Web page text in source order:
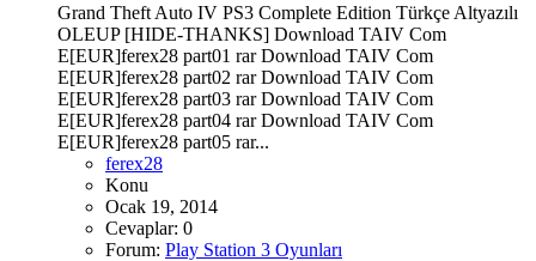
Grand Theft Auto IV PS3 Complete Edition Türkçe Altyazılı
OLEUP [HIDE-THANKS] Download TAIV Com
E[EUR]ferex28 part01 rar Download TAIV Com
E[EUR]ferex28 part02 rar Download TAIV Com
E[EUR]ferex28 part03 rar Download TAIV Com
E[EUR]ferex28 part04 rar Download TAIV Com
E[EUR]ferex28 part05 rar...
ferex28
Konu
Ocak 19, 2014
Cevaplar: 0
Forum: Play Station 3 Oyunları